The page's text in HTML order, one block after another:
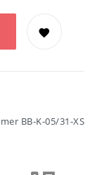
BB-K-05/31-XS